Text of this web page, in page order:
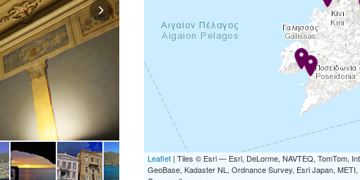
syros_vaporia_F268133321.jpg
Leaflet | Tiles © Esri — Esri, DeLorme, NAVTEQ, TomTom,
GeoBase, Kadaster NL, Ordnance Survey, Esri Japan,